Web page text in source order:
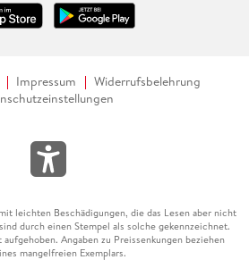
Impressum
Widerrufsbelehrung
leichten Beschädigungen, die das Lesen aber nicht
durch einen Stempel als solche gekennzeichnet.
Angaben zu Preissenkungen beziehen
mangelfreien Exemplars.